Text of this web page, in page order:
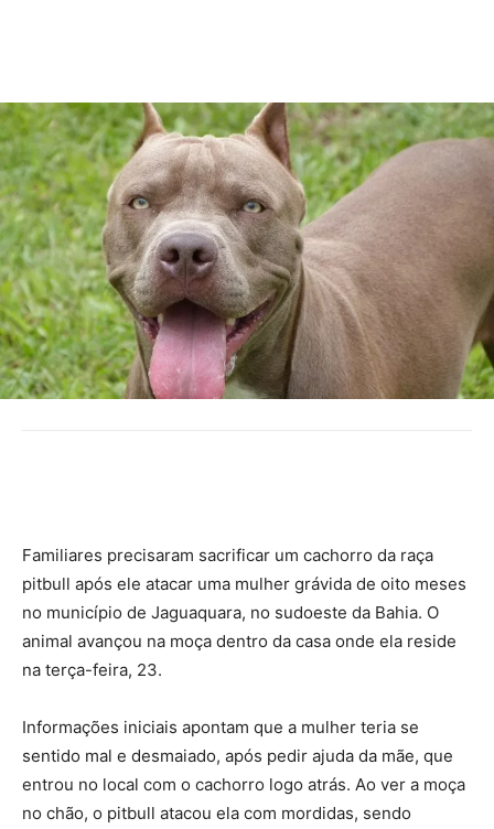
Familiares precisaram sacrificar um cachorro da raça
pitbull após ele atacar uma mulher grávida de oito meses
no município de Jaguaquara, no sudoeste da Bahia. O
animal avançou na moça dentro da casa onde ela reside
na terça-feira, 23.
Informações iniciais apontam que a mulher teria se
sentido mal e desmaiado, após pedir ajuda da mãe, que
entrou no local com o cachorro logo atrás. Ao ver a moça
no chão, o pitbull atacou ela com mordidas, sendo